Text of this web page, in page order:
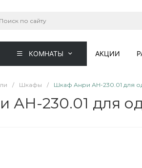
КОМНАТЫ АКЦИИ
/ Шкафы / Шкаф Анри АН-230.01 для
АН-230.01 для